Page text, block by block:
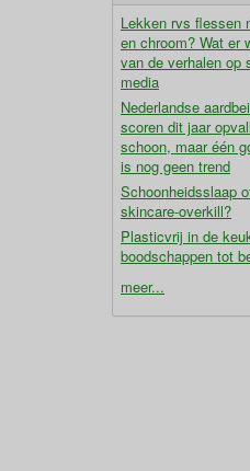
Lekken rvs flessen
en chroom? Wat er
van de verhalen op
media
Nederlandse
scoren dit jaar
schoon, maar één
is nog geen trend
Schoonheidsslaap
skincare-overkill?
Plasticvrij in de
boodschappen tot
meer...